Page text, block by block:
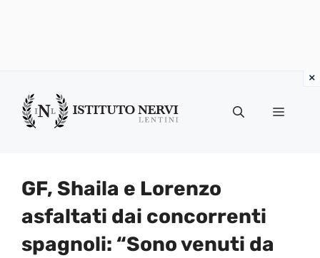
contenuto
Menu
GF, Shaila e Lorenzo
asfaltati dai concorrenti
spagnoli: “Sono venuti da